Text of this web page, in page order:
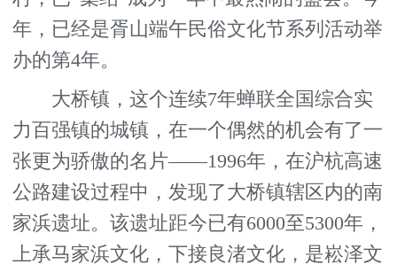
年，已经是胥山端午民俗文化节系列活动举
办的第4年。
大桥镇，这个连续7年蝉联全国综合实
力百强镇的城镇，在一个偶然的机会有了一
张更为骄傲的名片——1996年，在沪杭高速
公路建设过程中，发现了大桥镇辖区内的南
家浜遗址。该遗址距今已有6000至5300年，
上承马家浜文化，下接良渚文化，是崧泽文